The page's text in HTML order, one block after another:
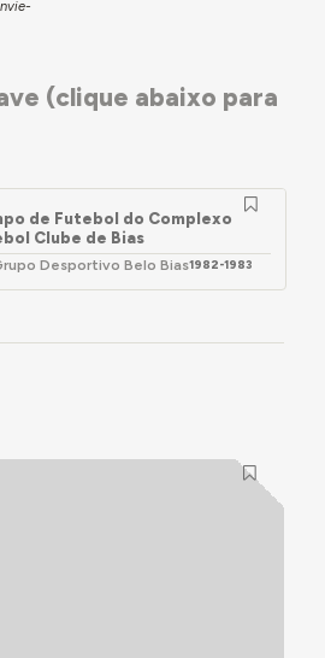
(clique abaixo para
de Futebol do Complexo
Clube de Bias
Desportivo Belo Bias1982-1983